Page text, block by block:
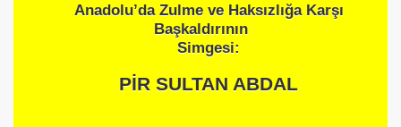
Anadolu’da Zulme ve Haksızlığa Karşı
Başkaldırının
Simgesi:
PİR SULTAN ABDAL